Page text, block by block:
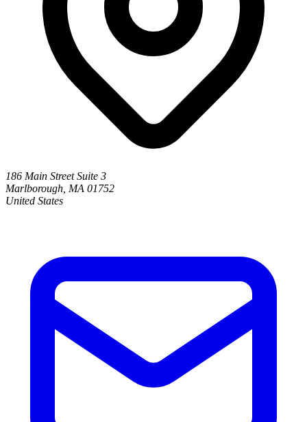
186 Main Street Suite 3
Marlborough, MA 01752
United States